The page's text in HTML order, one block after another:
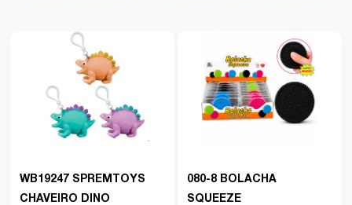
WB19247 SPREMTOYS
CHAVEIRO DINO
080-8 BOLACHA
SQUEEZE